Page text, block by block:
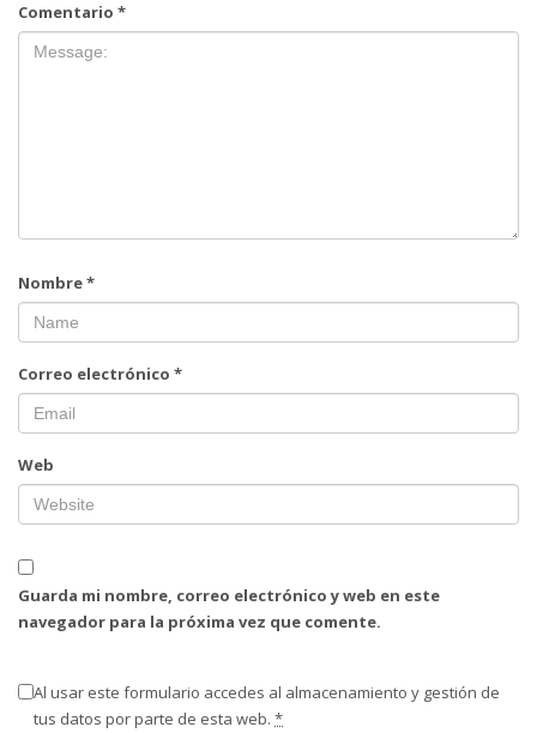
Comentario *
Nombre*
Correo electrónico *
Web
Guarda mi nombre, correo electrónico y web en este
navegador para la próxima vez que comente.
Al usar este formulario accedes al almacenamiento y gestión de
tus datos por parte de esta web. *